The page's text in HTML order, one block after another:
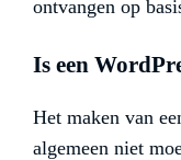
ontvangen op
Is een
Het maken van
algemeen niet